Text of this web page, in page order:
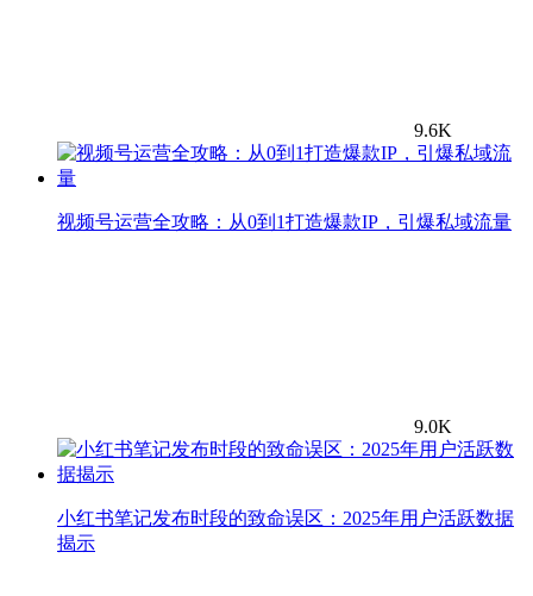
9.6K
视频号运营全攻略：从0到1打造爆款IP，引爆私域流量
9.0K
小红书笔记发布时段的致命误区：2025年用户活跃数据
揭示